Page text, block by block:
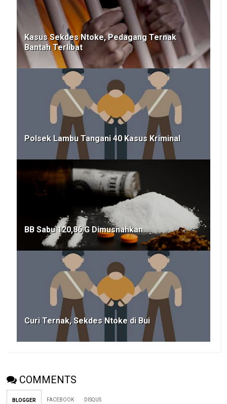
Kasus Sekdes Ntoke, Pedagang Ternak
Bantah Terlibat
Polsek Lambu Tangani 40 Kasus Kriminal
BB Sabu 120,86 G Dimusnahkan
Curi Ternak, Sekdes Ntoke di Bui
COMMENTS
BLOGGER FACEBOOK DISQUS